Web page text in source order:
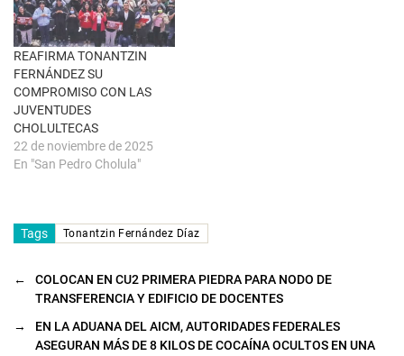
a
n
a
n
u
e
v
a
)
REAFIRMA TONANTZIN
FERNÁNDEZ SU
COMPROMISO CON LAS
JUVENTUDES
CHOLULTECAS
22 de noviembre de 2025
En "San Pedro Cholula"
Tags Tonantzin Fernández Díaz
←
COLOCAN EN CU2 PRIMERA PIEDRA PARA NODO DE
TRANSFERENCIA Y EDIFICIO DE DOCENTES
→
EN LA ADUANA DEL AICM, AUTORIDADES FEDERALES
ASEGURAN MÁS DE 8 KILOS DE COCAÍNA OCULTOS EN UNA